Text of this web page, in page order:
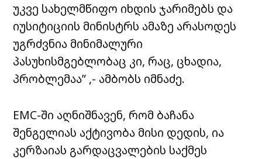
უკვე სახელმწიფო იხდის ჯარიმებს და
იუსიტიციის მინისტრს ამაზე არასოდეს
უგრძვნია მინიმალური
პასუხისმგებლობაც კი, რაც, ცხადია,
პრობლემაა” ,- ამბობს იმნაძე.
EMC-ში აღნიშნავენ, რომ ბაჩანა
შენგელიას აქტივობა მისი დედის, ია
კერზაიას გარდაცვალების საქმეს